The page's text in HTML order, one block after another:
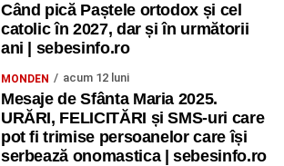
Când pică Paștele ortodox și cel
catolic în 2027, dar și în următorii
ani | sebesinfo.ro
MONDEN acum 12 luni
Mesaje de Sfânta Maria 2025.
URĂRI, FELICITĂRI și SMS-uri care
pot fi trimise persoanelor care își
serbează onomastica | sebesinfo.ro